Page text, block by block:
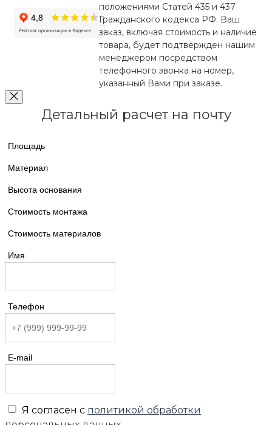
положениями Статей 435 и 437
Гражданского кодекса РФ. Ваш
заказ, включая стоимость и наличие
товара, будет подтвержден нашим
менеджером посредством
телефонного звонка на номер,
указанный Вами при заказе.
Детальный расчет на почту
Площадь
Материал
Высота основания
Стоимость монтажа
Стоимость материалов
Имя
Телефон
E-mail
Я согласен с политикой обработки